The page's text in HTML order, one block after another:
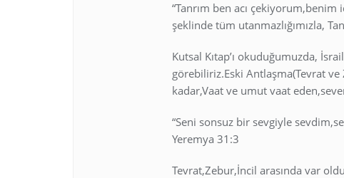
“Tanrım ben acı çekiyorum,benim
şeklinde tüm utanmazlığımızla,
Kutsal Kıtap’ı okuduğumuzda,
görebiliriz.Eski Antlaşma(Tevrat ve
kadar,Vaat ve umut vaat
“Seni sonsuz bir sevgiyle
Yeremya 31:3
Tevrat,Zebur,İncil arasında var